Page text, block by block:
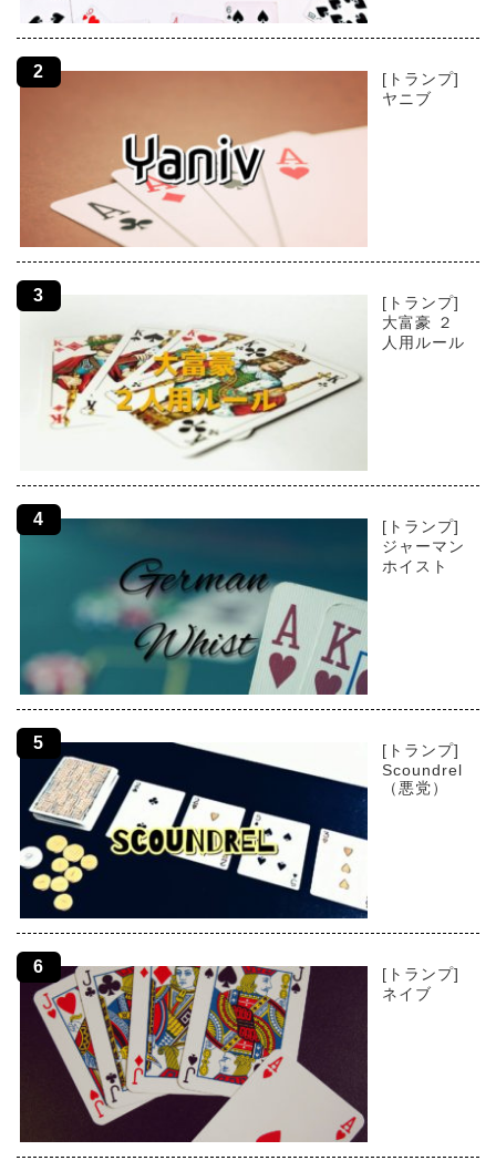
[トランプ]
ヤニブ
[トランプ]
大富豪 ２
人用ルール
[トランプ]
ジャーマン
ホイスト
[トランプ]
Scoundrel
（悪党）
[トランプ]
ネイブ